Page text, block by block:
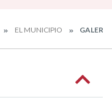
EL MUNICIPIO